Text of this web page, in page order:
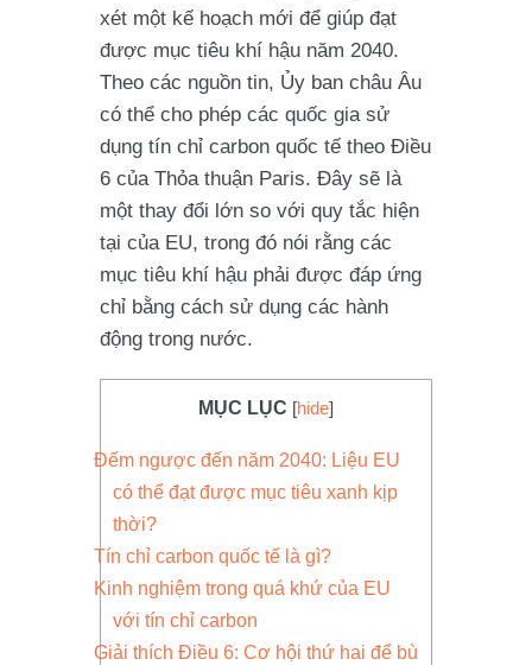
xét một kế hoạch mới để giúp đạt
được mục tiêu khí hậu năm 2040.
Theo các nguồn tin, Ủy ban châu Âu
có thể cho phép các quốc gia sử
dụng tín chỉ carbon quốc tế theo Điều
6 của Thỏa thuận Paris. Đây sẽ là
một thay đổi lớn so với quy tắc hiện
tại của EU, trong đó nói rằng các
mục tiêu khí hậu phải được đáp ứng
chỉ bằng cách sử dụng các hành
động trong nước.
MỤC LỤC [hide]
Đếm ngược đến năm 2040: Liệu EU
có thể đạt được mục tiêu xanh kịp
thời?
Tín chỉ carbon quốc tế là gì?
Kinh nghiệm trong quá khứ của EU
với tín chỉ carbon
Giải thích Điều 6: Cơ hội thứ hai để bù